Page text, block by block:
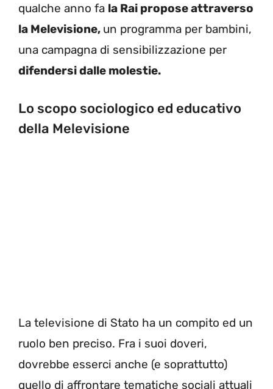
qualche anno fa la Rai propose attraverso
la Melevisione, un programma per bambini,
una campagna di sensibilizzazione per
difendersi dalle molestie.
Lo scopo sociologico ed educativo
della Melevisione
La televisione di Stato ha un compito ed un
ruolo ben preciso. Fra i suoi doveri,
dovrebbe esserci anche (e soprattutto)
quello di affrontare tematiche sociali attuali